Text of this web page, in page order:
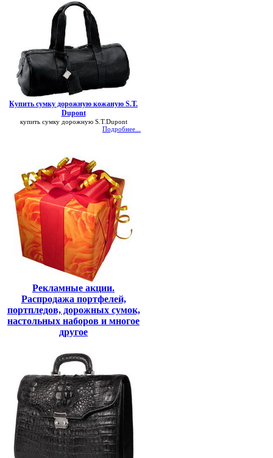
Купить сумку дорожную кожаную S.T.
Dupont
купить сумку дорожную S.T.Dupont
Подробнее...
Рекламные акции.
Распродажа портфелей,
портпледов, дорожных сумок,
настольных наборов и многое
другое